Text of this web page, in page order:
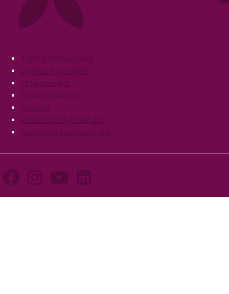
FooterTietoa Innokylästä
Ohjeita käyttäjille
Yhteystiedot
Tilaa uutiskirje
Palaute
Palvelun käyttöehdot
Saavutettavuusseloste